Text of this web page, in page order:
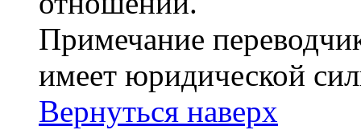
Примечание
имеет юридической
Вернуться наверх